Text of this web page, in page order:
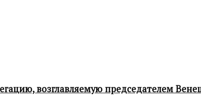
возглавляемую председателем